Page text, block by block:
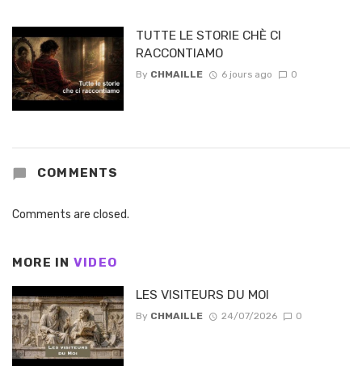
TUTTE LE STORIE CHÈ CI
RACCONTIAMO
By CHMAILLE 6 jours ago 0
COMMENTS
Comments are closed.
MORE IN VIDEO
LES VISITEURS DU MOI
By CHMAILLE 24/07/2026 0